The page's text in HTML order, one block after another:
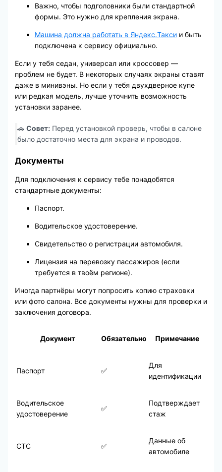
Важно, чтобы подголовники были стандартной
формы. Это нужно для крепления экрана.
Машина должна работать в Яндекс.Таксии быть
подключена к сервису официально.
Если у тебя седан, универсал или кроссовер —
проблем не будет. В некоторых случаях экраны ставят
даже в минивэны. Но если у тебя двухдверное купе
или редкая модель, лучше уточнить возможность
установки заранее.
🚗 Совет:Перед установкой проверь, чтобы в салоне
было достаточно места для экрана и проводов.
Документы
Для подключения к сервису тебе понадобятся
стандартные документы:
Паспорт.
Водительское удостоверение.
Свидетельство о регистрации автомобиля.
Лицензия на перевозку пассажиров (если
требуется в твоём регионе).
Иногда партнёры могут попросить копию страховки
или фото салона. Все документы нужны для проверки и
заключения договора.
Документ Обязательно Примечание
Паспорт ✅
Для
идентификации
Водительское
удостоверение
✅
Подтверждает
стаж
СТС ✅
Данные об
автомобиле